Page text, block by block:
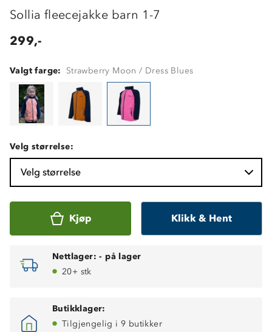
Sollia fleecejakke barn 1-7
299,-
Valgt farge: Strawberry Moon / Dress Blues
Velg størrelse:
Velg størrelse
Kjøp Klikk & Hent
Nettlager: - på lager
20+ stk
Butikklager:
Tilgjengelig i 9 butikker